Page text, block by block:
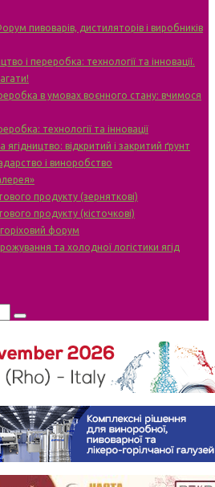
пивоварів, дистиляторів і виробників
і переробка: технології та інновації.
в умовах воєнного стану: вчимося
технології та інновації
ягідництво: відкритий і закритий ґрунт
і виноробство
продукту (зерняткові)
продукту (кісточкові)
форум
та холодної логістики ягід